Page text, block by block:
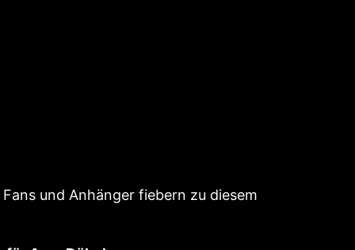
Fans und Anhänger fiebern zu diesem